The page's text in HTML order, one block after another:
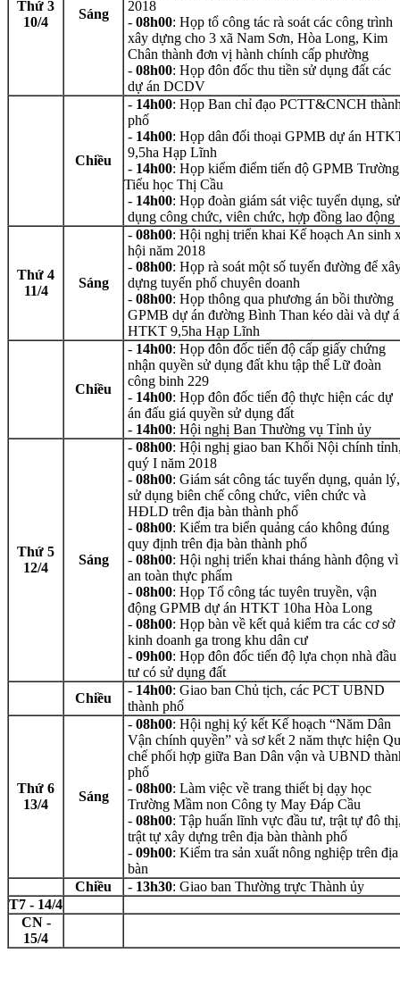
Thứ 3
10/4
Sáng
2018
- 08h00: Họp tổ công tác rà soát các công trình
xây dựng cho 3 xã Nam Sơn, Hòa Long, Kim
Chân thành đơn vị hành chính cấp phường
- 08h00: Họp đôn đốc thu tiền sử dụng đất các
dự án DCDV
Chiều
- 14h00: Họp Ban chỉ đạo PCTT&CNCH
phố
- 14h00: Họp dân đối thoại GPMB dự án
9,5ha Hạp Lĩnh
- 14h00: Họp kiểm điểm tiến độ GPMB Trường
Tiểu học Thị Cầu
- 14h00: Họp đoàn giám sát việc tuyển dụng, sử
dụng công chức, viên chức, hợp đồng lao động
Thứ 4
11/4
Sáng
- 08h00: Hội nghị triển khai Kế hoạch An sinh
hội năm 2018
- 08h00: Họp rà soát một số tuyến đường để
dựng tuyến phố chuyên doanh
- 08h00: Họp thông qua phương án bồi thường
GPMB dự án đường Bình Than kéo dài và dự
HTKT 9,5ha Hạp Lĩnh
Chiều
- 14h00: Họp đôn đốc tiến độ cấp giấy chứng
nhận quyền sử dụng đất khu tập thể Lữ đoàn
công binh 229
- 14h00: Họp đôn đốc tiến độ thực hiện các dự
án đấu giá quyền sử dụng đất
- 14h00: Hội nghị Ban Thường vụ Tỉnh ủy
Thứ 5
12/4
Sáng
- 08h00: Hội nghị giao ban Khối Nội chính
quý I năm 2018
- 08h00: Giám sát công tác tuyển dụng, quản lý,
sử dụng biên chế công chức, viên chức và
HĐLD trên địa bàn thành phố
- 08h00: Kiểm tra biển quảng cáo không đúng
quy định trên địa bàn thành phố
- 08h00: Hội nghị triển khai tháng hành động vì
an toàn thực phẩm
- 08h00: Họp Tổ công tác tuyên truyền, vận
động GPMB dự án HTKT 10ha Hòa Long
- 08h00: Họp bàn về kết quả kiểm tra các cơ sở
kinh doanh ga trong khu dân cư
- 09h00: Họp đôn đốc tiến độ lựa chọn nhà đầu
tư có sử dụng đất
Chiều
- 14h00: Giao ban Chủ tịch, các PCT UBND
thành phố
Thứ 6
13/4
Sáng
- 08h00: Hội nghị ký kết Kế hoạch “Năm Dân
Vận chính quyền” và sơ kết 2 năm thực hiện
chế phối hợp giữa Ban Dân vận và UBND
phố
- 08h00: Làm việc về trang thiết bị dạy học
Trường Mầm non Công ty May Đáp Cầu
- 08h00: Tập huấn lĩnh vực đầu tư, trật tự đô
trật tự xây dựng trên địa bàn thành phố
- 09h00: Kiểm tra sản xuất nông nghiệp trên địa
bàn
Chiều
- 13h30: Giao ban Thường trực Thành ủy
T7 - 14/4
CN -
15/4